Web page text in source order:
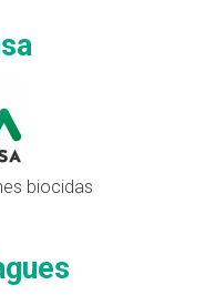
biocidas